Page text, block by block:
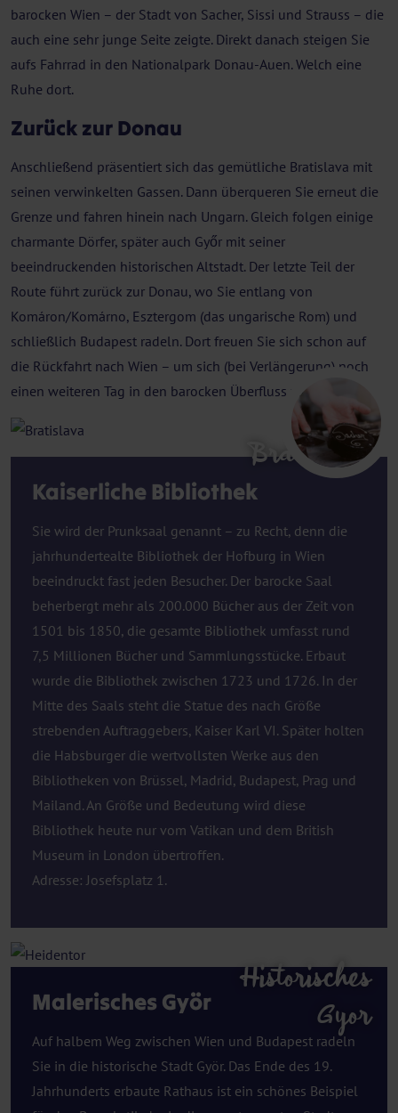
barocken Wien – der Stadt von Sacher, Sissi und Strauss – die
auch eine sehr junge Seite zeigte. Direkt danach steigen Sie
aufs Fahrrad in den Nationalpark Donau-Auen. Welch eine
Ruhe dort.
Zurück zur Donau
Anschließend präsentiert sich das gemütliche Bratislava mit
seinen verwinkelten Gassen. Dann überqueren Sie erneut die
Grenze und fahren hinein nach Ungarn. Gleich folgen einige
charmante Dörfer, später auch Győr mit seiner
beeindruckenden historischen Altstadt. Der letzte Teil der
Route führt zurück zur Donau, wo Sie entlang von
Komáron/Komárno, Esztergom (das ungarische Rom) und
schließlich Budapest radeln. Dort freuen Sie sich schon auf
die Rückfahrt nach Wien – um sich (bei Verlängerung) noch
einen weiteren Tag in den barocken Überfluss zu tauchen.
Bratislava
Kaiserliche Bibliothek
Sie wird der Prunksaal genannt – zu Recht, denn die
jahrhundertealte Bibliothek der Hofburg in Wien
beeindruckt fast jeden Besucher. Der barocke Saal
beherbergt mehr als 200.000 Bücher aus der Zeit von
1501 bis 1850, die gesamte Bibliothek umfasst rund
7,5 Millionen Bücher und Sammlungsstücke. Erbaut
wurde die Bibliothek zwischen 1723 und 1726. In der
Mitte des Saals steht die Statue des nach Größe
strebenden Auftraggebers, Kaiser Karl VI. Später holten
die Habsburger die wertvollsten Werke aus den
Bibliotheken von Brüssel, Madrid, Budapest, Prag und
Mailand. An Größe und Bedeutung wird diese
Bibliothek heute nur vom Vatikan und dem British
Museum in London übertroffen.
Adresse: Josefsplatz 1.
Malerisches Györ
Auf halbem Weg zwischen Wien und Budapest radeln
Sie in die historische Stadt Györ. Das Ende des 19.
Jahrhunderts erbaute Rathaus ist ein schönes Beispiel
Historisches
Gyor